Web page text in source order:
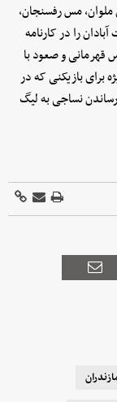
ملوان، مس رفسنجان،
را در کارنامه
قهرمانی و صعود با
برای بازیکنی که در
نساجی به لیگ